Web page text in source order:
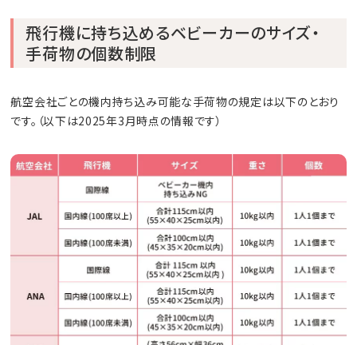
飛行機に持ち込めるベビーカーのサイズ・
手荷物の個数制限
航空会社ごとの機内持ち込み可能な手荷物の規定は以下のとおり
です。（以下は2025年3月時点の情報です）